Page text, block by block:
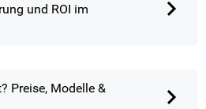
und ROI im
Preise, Modelle &